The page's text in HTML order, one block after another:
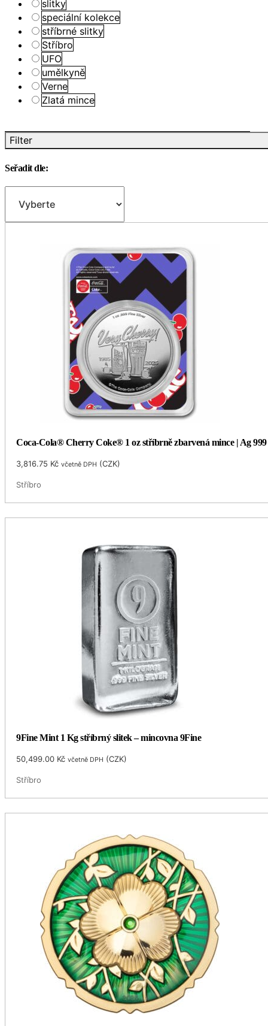
slitky
speciální kolekce
stříbrné slitky
Stříbro
UFO
umělkyně
Verne
Zlatá mince
Filter
Seřadit dle:
Coca-Cola® Cherry Coke® 1 oz stříbrně zbarvená mince | Ag
3,816.75 Kč včetně DPH (CZK)
Stříbro
9Fine Mint 1 Kg stříbrný slitek – mincovna 9Fine
50,499.00 Kč včetně DPH (CZK)
Stříbro